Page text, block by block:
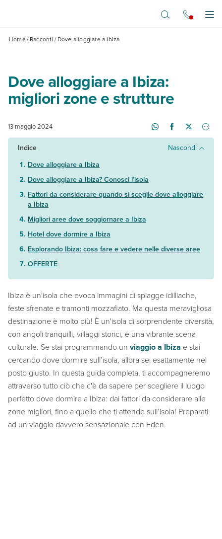
Home/Racconti /Dove alloggiare a Ibiza
Dove alloggiare a Ibiza:
migliori zone e strutture
13 maggio 2024
Indice
Nascondi
Dove alloggiare a Ibiza
Dove alloggiare a Ibiza? Conosci l’isola
Fattori da considerare quando si sceglie dove alloggiare
a Ibiza
Migliori aree dove soggiornare a Ibiza
Hotel dove dormire a Ibiza
Esplorando Ibiza: cosa fare e vedere nelle diverse aree
OFFERTE
Ibiza è un'isola che evoca immagini di spiagge idilliache,
feste sfrenate e tramonti mozzafiato. Ma questa meravigliosa
destinazione è molto più! È un'isola di sorprendente diversità,
con angoli tranquilli, villaggi storici, e una vibrante scena
culturale. Se stai programmando un viaggio a Ibiza e stai
cercando dove dormire sull’isola, allora sei esattamente nel
posto giusto. In questa guida completa, ti accompagneremo
attraverso tutto ciò che c'è da sapere per scegliere il luogo
perfetto dove dormire a Ibiza: dai fattori da considerare alle
zone migliori, fino a quello che ti attende sull’isola! Preparati
ad un viaggio davvero sensazionale con Eden.